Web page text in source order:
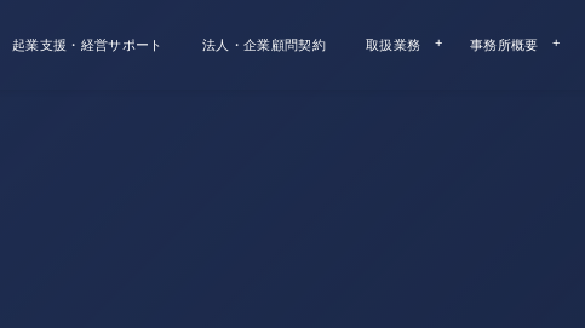
起業支援・経営サポート 法人・企業顧問契約 取扱業務 事務所概要